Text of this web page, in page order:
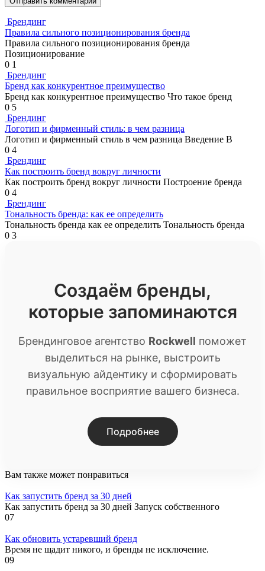
Брендинг
Правила сильного позиционирования бренда
Правила сильного позиционирования бренда
Позиционирование
0 1
Брендинг
Бренд как конкурентное преимущество
Бренд как конкурентное преимущество Что такое бренд
0 5
Брендинг
Логотип и фирменный стиль: в чем разница
Логотип и фирменный стиль в чем разница Введение В
0 4
Брендинг
Как построить бренд вокруг личности
Как построить бренд вокруг личности Построение бренда
0 4
Брендинг
Тональность бренда: как ее определить
Тональность бренда как ее определить Тональность бренда
0 3
Создаём бренды,
которые запоминаются
Брендинговое агентство Rockwell поможет
выделиться на рынке, выстроить
визуальную айдентику и сформировать
правильное восприятие вашего бизнеса.
Подробнее
Вам также может понравиться
Как запустить бренд за 30 дней
Как запустить бренд за 30 дней Запуск собственного
07
Как обновить устаревший бренд
Время не щадит никого, и бренды не исключение.
09